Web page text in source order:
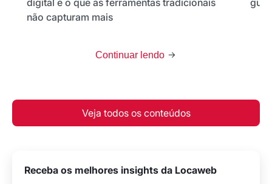
digital e o que as ferramentas tradicionais
não capturam mais
Continuar lendo
Veja todos os conteúdos
Receba os melhores insights da Locaweb